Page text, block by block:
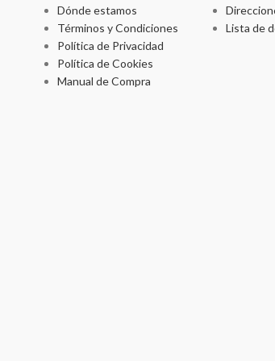
Dónde estamos
Términos y Condiciones
Política de Privacidad
Política de Cookies
Manual de Compra
Lista de